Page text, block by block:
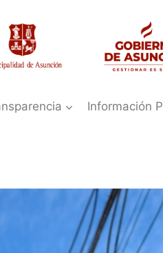
Información